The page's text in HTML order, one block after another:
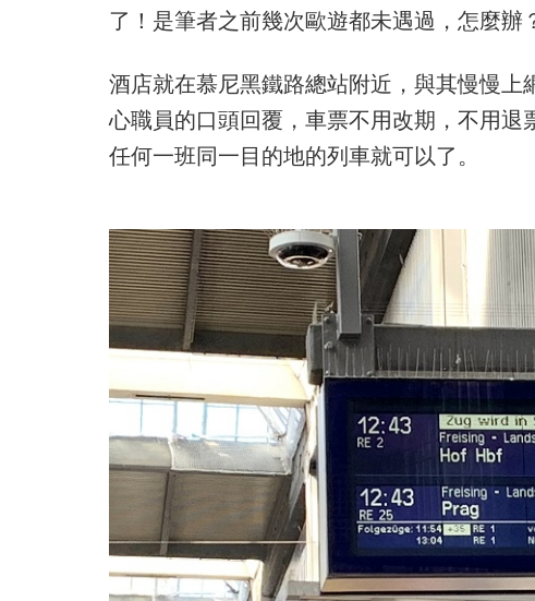
了！是筆者之前幾次歐遊都未遇過，怎麼辦
酒店就在慕尼黑鐵路總站附近，與其慢慢
心職員的口頭回覆，車票不用改期，不用
任何一班同一目的地的列車就可以了。